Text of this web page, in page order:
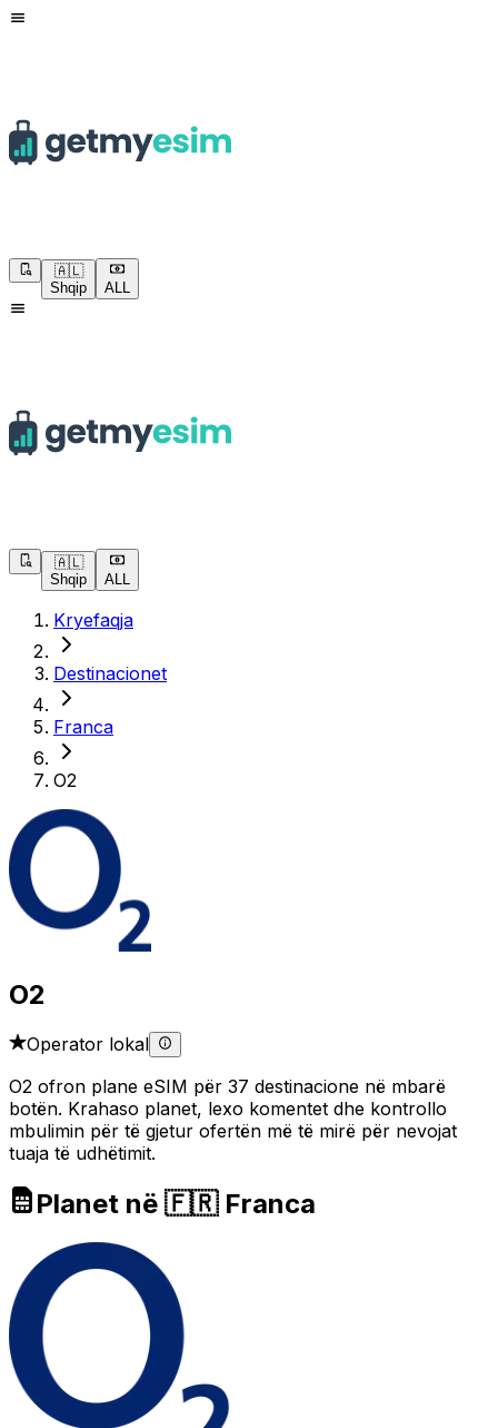
🇦🇱
Shqip
ALL
🇦🇱
Shqip
ALL
Kryefaqja
Destinacionet
Franca
O2
O2
Operator lokal
O2 ofron plane eSIM për 37 destinacione në mbarë
botën. Krahaso planet, lexo komentet dhe kontrollo
mbulimin për të gjetur ofertën më të mirë për nevojat
tuaja të udhëtimit.
Planet në 🇫🇷 Franca